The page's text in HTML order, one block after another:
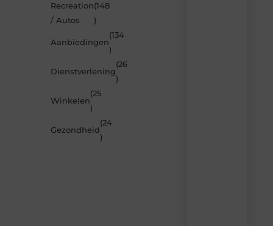
Recreation
/ Autos
(148
)
Aanbiedingen
(134
)
Dienstverlening
(26
)
Winkelen
(25
)
Gezondheid
(24
)